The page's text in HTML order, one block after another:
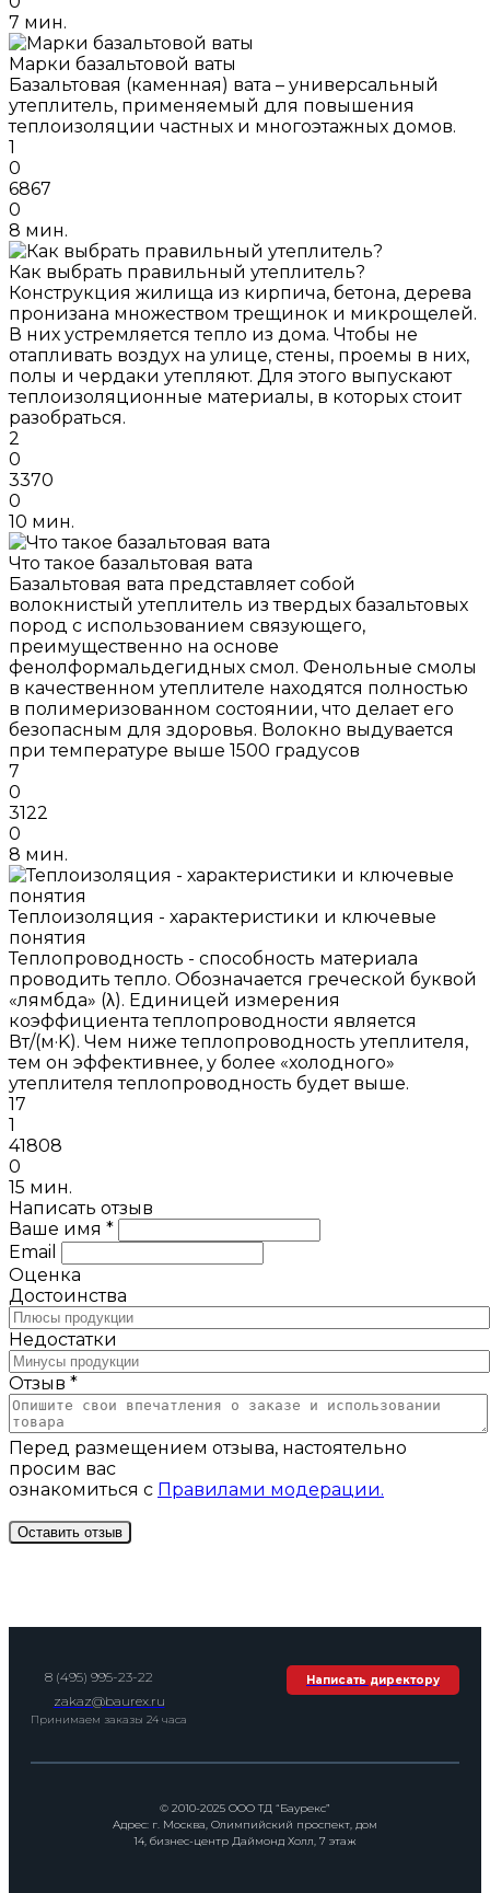
7 мин.
Марки базальтовой ваты
Базальтовая (каменная) вата – универсальный
утеплитель, применяемый для повышения
теплоизоляции частных и многоэтажных домов.
1
0
6867
0
8 мин.
Как выбрать правильный утеплитель?
Конструкция жилища из кирпича, бетона, дерева
пронизана множеством трещинок и микрощелей.
В них устремляется тепло из дома. Чтобы не
отапливать воздух на улице, стены, проемы в них,
полы и чердаки утепляют. Для этого выпускают
теплоизоляционные материалы, в которых стоит
разобраться.
2
0
3370
0
10 мин.
Что такое базальтовая вата
Базальтовая вата представляет собой
волокнистый утеплитель из твердых базальтовых
пород с использованием связующего,
преимущественно на основе
фенолформальдегидных смол. Фенольные смолы
в качественном утеплителе находятся полностью
в полимеризованном состоянии, что делает его
безопасным для здоровья. Волокно выдувается
при температуре выше 1500 градусов
7
0
3122
0
8 мин.
Теплоизоляция - характеристики и ключевые
понятия
Теплопроводность - способность материала
проводить тепло. Обозначается греческой буквой
«лямбда» (λ). Единицей измерения
коэффициента теплопроводности является
Вт/(м·K). Чем ниже теплопроводность утеплителя,
тем он эффективнее, у более «холодного»
утеплителя теплопроводность будет выше.
17
1
41808
0
15 мин.
Написать отзыв
Ваше имя *
Email
Оценка
Достоинства
Недостатки
Отзыв *
Перед размещением отзыва, настоятельно
просим вас
ознакомиться с Правилами модерации.
8 (495) 995-23-22
zakaz@baurex.ru
Принимаем заказы 24 часа
Написать директору
© 2010-2025 ООО ТД “Баурекс”
Адрес: г. Москва, Олимпийский проспект, дом
14, бизнес-центр Даймонд Холл, 7 этаж